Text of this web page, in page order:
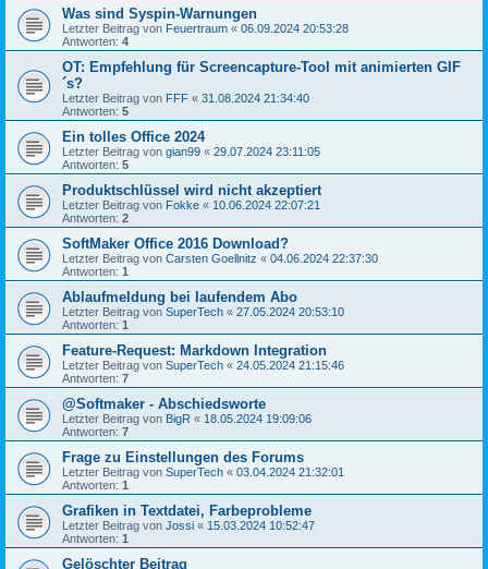
Was sind Syspin-Warnungen
Letzter Beitrag von Feuertraum « 06.09.2024 20:53:28
Antworten: 4
OT: Empfehlung für Screencapture-Tool mit animierten GIF
´s?
Letzter Beitrag von FFF « 31.08.2024 21:34:40
Antworten: 5
Ein tolles Office 2024
Letzter Beitrag von gian99 « 29.07.2024 23:11:05
Antworten: 5
Produktschlüssel wird nicht akzeptiert
Letzter Beitrag von Fokke « 10.06.2024 22:07:21
Antworten: 2
SoftMaker Office 2016 Download?
Letzter Beitrag von Carsten Goellnitz « 04.06.2024 22:37:30
Antworten: 1
Ablaufmeldung bei laufendem Abo
Letzter Beitrag von SuperTech « 27.05.2024 20:53:10
Antworten: 1
Feature-Request: Markdown Integration
Letzter Beitrag von SuperTech « 24.05.2024 21:15:46
Antworten: 7
@Softmaker - Abschiedsworte
Letzter Beitrag von BigR « 18.05.2024 19:09:06
Antworten: 7
Frage zu Einstellungen des Forums
Letzter Beitrag von SuperTech « 03.04.2024 21:32:01
Antworten: 1
Grafiken in Textdatei, Farbeprobleme
Letzter Beitrag von Jossi « 15.03.2024 10:52:47
Antworten: 1
Gelöschter Beitrag